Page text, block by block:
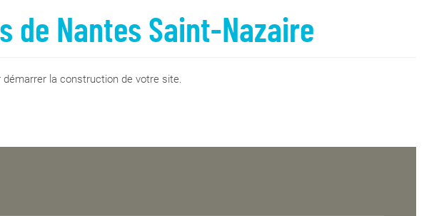
de Nantes Saint-Nazaire
démarrer la construction de votre site.